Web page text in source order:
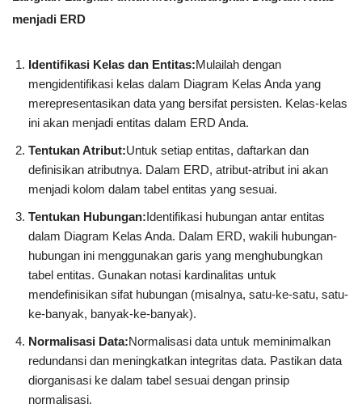
menjadi ERD
Identifikasi Kelas dan Entitas:Mulailah dengan
mengidentifikasi kelas dalam Diagram Kelas Anda yang
merepresentasikan data yang bersifat persisten. Kelas-kelas
ini akan menjadi entitas dalam ERD Anda.
Tentukan Atribut:Untuk setiap entitas, daftarkan dan
definisikan atributnya. Dalam ERD, atribut-atribut ini akan
menjadi kolom dalam tabel entitas yang sesuai.
Tentukan Hubungan:Identifikasi hubungan antar entitas
dalam Diagram Kelas Anda. Dalam ERD, wakili hubungan-
hubungan ini menggunakan garis yang menghubungkan
tabel entitas. Gunakan notasi kardinalitas untuk
mendefinisikan sifat hubungan (misalnya, satu-ke-satu, satu-
ke-banyak, banyak-ke-banyak).
Normalisasi Data:Normalisasi data untuk meminimalkan
redundansi dan meningkatkan integritas data. Pastikan data
diorganisasi ke dalam tabel sesuai dengan prinsip
normalisasi.